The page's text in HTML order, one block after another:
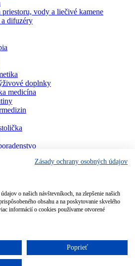
vody a liečivé kamene
difuzéry
doplnky
medicína
numerológia
kľúč života
Zásady ochrany osobných údajov
o našich návštevníkoch, na zlepšenie našich
obsahu a na poskytovanie skvelého
informácií o cookies používame otvorené
Poprieť